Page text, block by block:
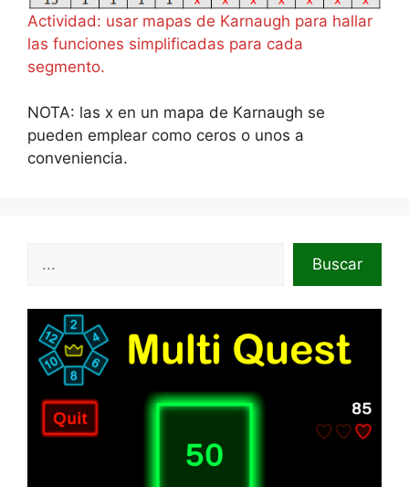
Actividad: usar mapas de Karnaugh para hallar
las funciones simplificadas para cada
segmento.
NOTA: las x en un mapa de Karnaugh se
pueden emplear como ceros o unos a
conveniencia.
Buscar